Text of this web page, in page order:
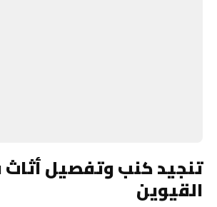
تنجيد كنب وتفصيل أثاث
القيوين